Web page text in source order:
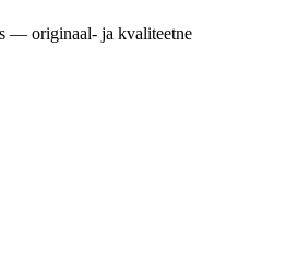
— originaal- ja kvaliteetne